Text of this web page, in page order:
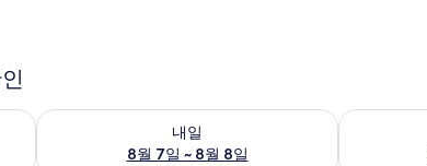
~ 8월 7일
내일
8월 7일 ~ 8월 8일
내일 예약 가능 여부 확인, 8월 7일 ~ 8월 8일이번 주말